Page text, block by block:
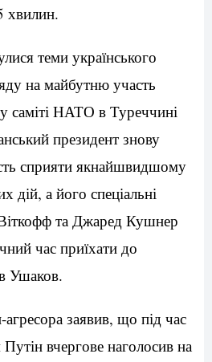
хвилин.
теми українського
на майбутню участь
саміті НАТО в Туреччині
президент знову
сприяти якнайшвидшому
дій, а його спеціальні
та Джаред Кушнер
час приїхати до
Ушаков.
заявив, що під час
вчергове наголосив на